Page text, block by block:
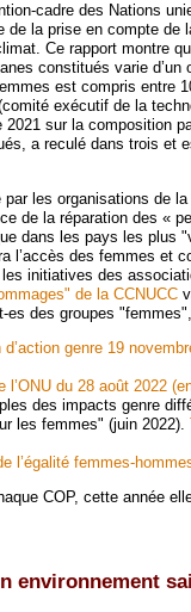
cadre des Nations
de la prise en compte de
Ce rapport montre
constitués varie d’un
est compris entre
exécutif de la
2021 sur la composition
a reculé dans trois et
par les organisations de
de la réparation des «
dans les pays les plus
l’accès des femmes et
initiatives des
de la CCNUCC
des groupes
genre 19
du 28 août 2022
des impacts genre
les femmes" (juin 2022).
l’égalité femmes-
COP, cette année
environnement